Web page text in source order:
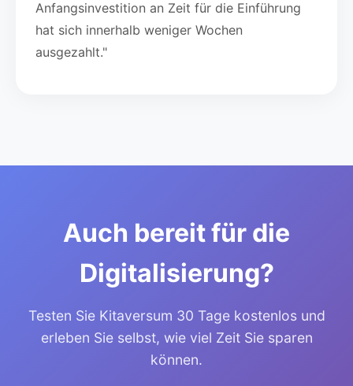
Anfangsinvestition an Zeit für die Einführung
hat sich innerhalb weniger Wochen
ausgezahlt."
Auch bereit für die
Digitalisierung?
Testen Sie Kitaversum 30 Tage kostenlos und
erleben Sie selbst, wie viel Zeit Sie sparen
können.